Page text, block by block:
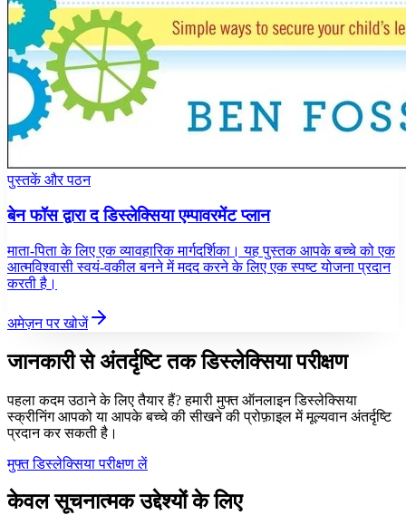
पुस्तकें और पठन
बेन फॉस द्वारा द डिस्लेक्सिया एम्पावरमेंट प्लान
माता-पिता के लिए एक व्यावहारिक मार्गदर्शिका। यह पुस्तक आपके बच्चे को एक
आत्मविश्वासी स्वयं-वकील बनने में मदद करने के लिए एक स्पष्ट योजना प्रदान
करती है।
अमेज़न पर खोजें
जानकारी से अंतर्दृष्टि तकडिस्लेक्सिया परीक्षण
पहला कदम उठाने के लिए तैयार हैं? हमारी मुफ्त ऑनलाइन डिस्लेक्सिया
स्क्रीनिंग आपको या आपके बच्चे की सीखने की प्रोफ़ाइल में मूल्यवान अंतर्दृष्टि
प्रदान कर सकती है।
मुफ्त डिस्लेक्सिया परीक्षण लें
केवल सूचनात्मक उद्देश्यों के लिए